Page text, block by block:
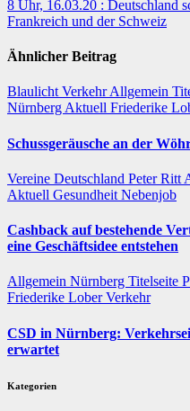
8 Uhr, 16.03.20 : Deutschland
Frankreich und der Schweiz
Ähnlicher Beitrag
Blaulicht VerkehrAllgemein
Nürnberg Aktuell Friederike
Schussgeräusche an der
Vereine Deutschland Peter Ritt
Aktuell Gesundheit Nebenjob
Cashback auf bestehende
eine Geschäftsidee entstehen
Allgemein Nürnberg Titelseite
Friederike LoberVerkehr
CSD in Nürnberg:
erwartet
Kategorien